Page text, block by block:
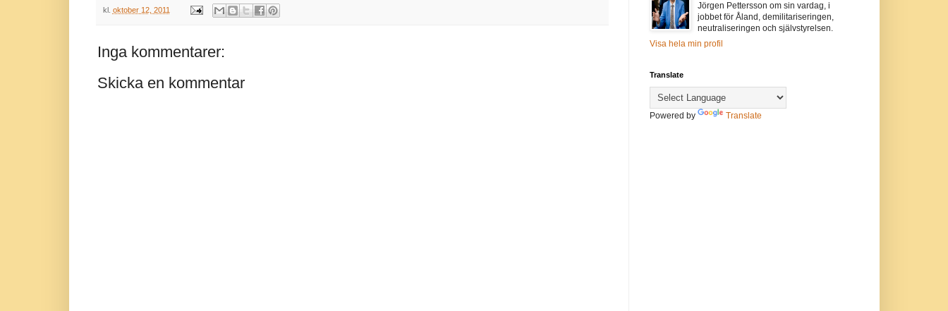
kl. oktober 12, 2011
Inga kommentarer:
Skicka en kommentar
Jörgen Pettersson om sin vardag, i
jobbet för Åland, demilitariseringen,
neutraliseringen och självstyrelsen.
Visa hela min profil
Translate
Powered by Translate